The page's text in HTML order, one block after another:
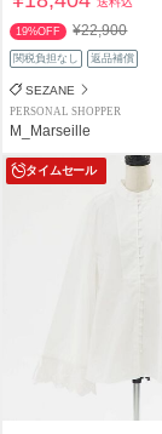
19%OFF ¥22,900
関税負担なし 返品補償
SEZANE
PERSONAL SHOPPER
M_Marseille
タイムセール